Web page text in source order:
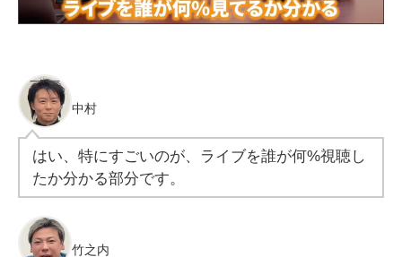
中村
はい、特にすごいのが、ライブを誰が何%視聴し
たか分かる部分です。
竹之内